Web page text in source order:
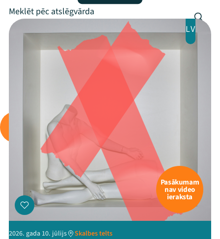
Festivāls
Programma
Arhīvs
Viņi bija LAMPĀ 2026
Jaunumi
Ziedo
Veikals
Kontakti
LV
Pasākumam
nav video
ieraksta
2026. gada 10. jūlijs Skalbes telts